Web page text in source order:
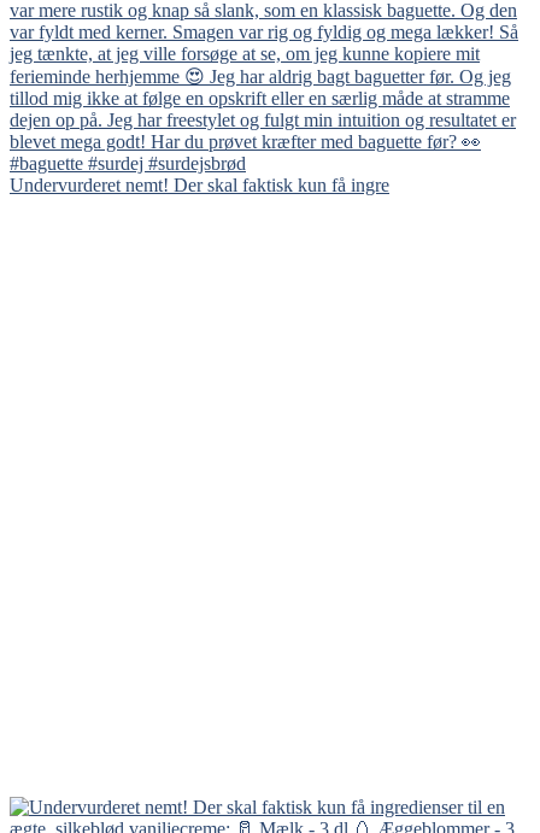
Undervurderet nemt! Der skal faktisk kun få ingre